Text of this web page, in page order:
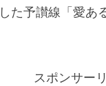
た予讃線「愛
スポンサー